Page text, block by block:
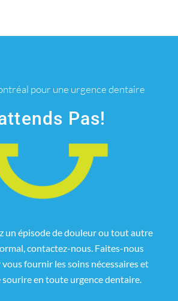
pour une urgence dentaire
Pas!
un épisode de douleur ou tout autre
contactez-nous. Faites-nous
fournir les soins nécessaires et
en toute urgence dentaire.